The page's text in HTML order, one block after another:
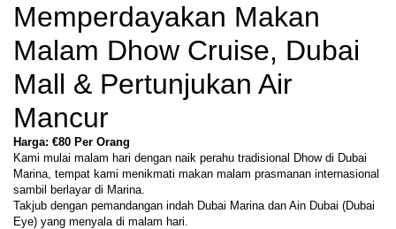
Memperdayakan Makan
Malam Dhow Cruise, Dubai
Mall & Pertunjukan Air
Mancur
Harga: €80 Per Orang
Kami mulai malam hari dengan naik perahu tradisional Dhow di Dubai
Marina, tempat kami menikmati makan malam prasmanan internasional
sambil berlayar di Marina.
Takjub dengan pemandangan indah Dubai Marina dan Ain Dubai (Dubai
Eye) yang menyala di malam hari.